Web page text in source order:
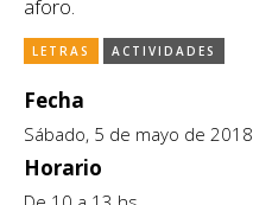
CCE en el interior/libros
Exposiciones
Formación
Género y Diversidad
Infantil y Juvenil
aforo.
LETRAS ACTIVIDADES
Fecha
Sábado, 5 de mayo de 2018.
Horario